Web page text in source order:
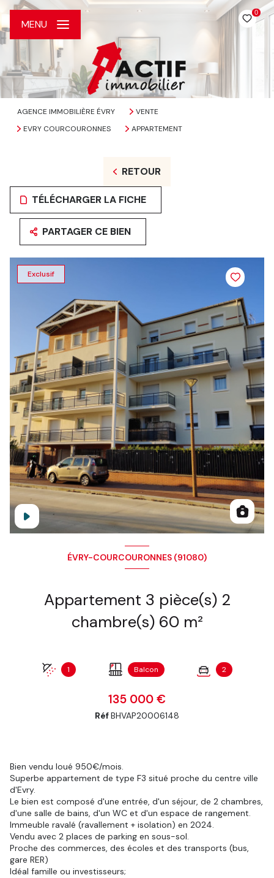
0
MENU
AGENCE IMMOBILIÈRE ÉVRY
VENTE
EVRY COURCOURONNES
APPARTEMENT
RETOUR
TÉLÉCHARGER LA FICHE
PARTAGER CE BIEN
Exclusif
ÉVRY-COURCOURONNES (91080)
Appartement 3 pièce(s) 2
chambre(s) 60 m²
1 Balcon 2
135 000 €
RéfBHVAP20006148
Bien vendu loué 950€/mois.
Superbe appartement de type F3 situé proche du centre ville
d'Evry.
Le bien est composé d'une entrée, d'un séjour, de 2 chambres,
d'une salle de bains, d'un WC et d'un espace de rangement.
Immeuble ravalé (ravallement + isolation) en 2024.
Vendu avec 2 places de parking en sous-sol.
Proche des commerces, des écoles et des transports (bus,
gare RER)
Idéal famille ou investisseurs;